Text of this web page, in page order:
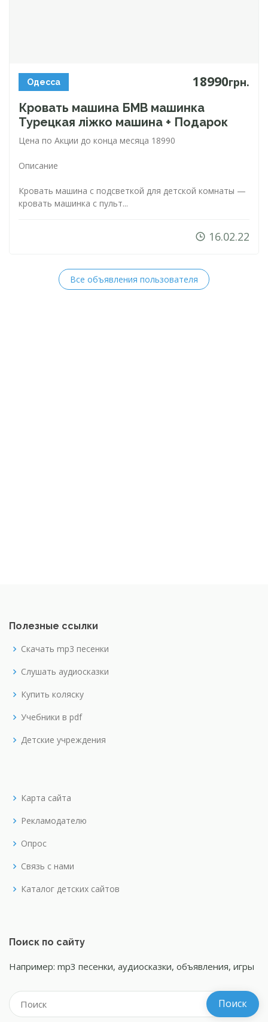
Одесса 18990грн.
Кровать машина БМВ машинка
Турецкая ліжко машина + Подарок
Цена по Акции до конца месяца 18990
Описание
Кровать машина с подсветкой для детской комнаты —
кровать машинка с пульт...
16.02.22
Все объявления пользователя
Полезные ссылки
Скачать mp3 песенки
Слушать аудиосказки
Купить коляску
Учебники в pdf
Детские учреждения
Карта сайта
Рекламодателю
Опрос
Связь с нами
Каталог детских сайтов
Поиск по сайту
Например: mp3 песенки, аудиосказки, объявления, игры